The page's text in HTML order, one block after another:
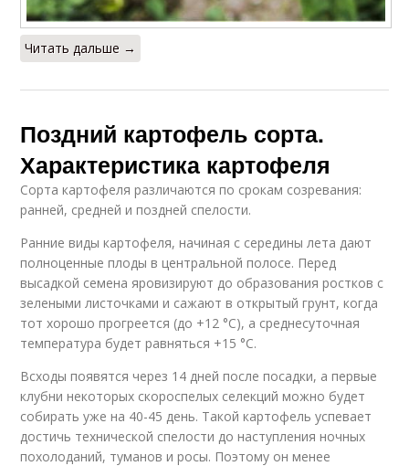
Читать дальше →
Поздний картофель сорта.
Характеристика картофеля
Сорта картофеля различаются по срокам созревания:
ранней, средней и поздней спелости.
Ранние виды картофеля, начиная с середины лета дают
полноценные плоды в центральной полосе. Перед
высадкой семена яровизируют до образования ростков с
зелеными листочками и сажают в открытый грунт, когда
тот хорошо прогреется (до +12 °C), а среднесуточная
температура будет равняться +15 °C.
Всходы появятся через 14 дней после посадки, а первые
клубни некоторых скороспелых селекций можно будет
собирать уже на 40-45 день. Такой картофель успевает
достичь технической спелости до наступления ночных
похолоданий, туманов и росы. Поэтому он менее